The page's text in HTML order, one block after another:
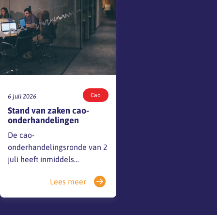
over de inhoud van het…
6 juli 2026 Cao
Stand van zaken cao-
onderhandelingen
De cao-
onderhandelingsronde van 2
juli heeft inmiddels
partners zijn nog niet tot een
akkoord gekomen, maar de
Lees meer